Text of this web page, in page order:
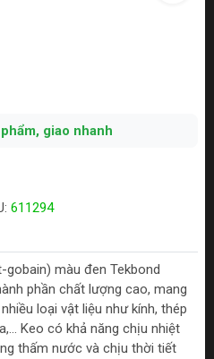
giao nhanh
611294
gobain) màu đen Tekbond
phần chất lượng cao, mang
loại vật liệu như kính, thép
Keo có khả năng chịu nhiệt
thấm nước và chịu thời tiết